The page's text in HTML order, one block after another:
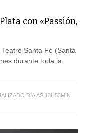
con «Passión,
Santa Fe (Santa
durante toda la
DIA ÀS 13H53MIN